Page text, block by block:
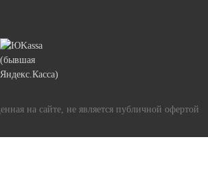
на сайте, не является публичной офертой